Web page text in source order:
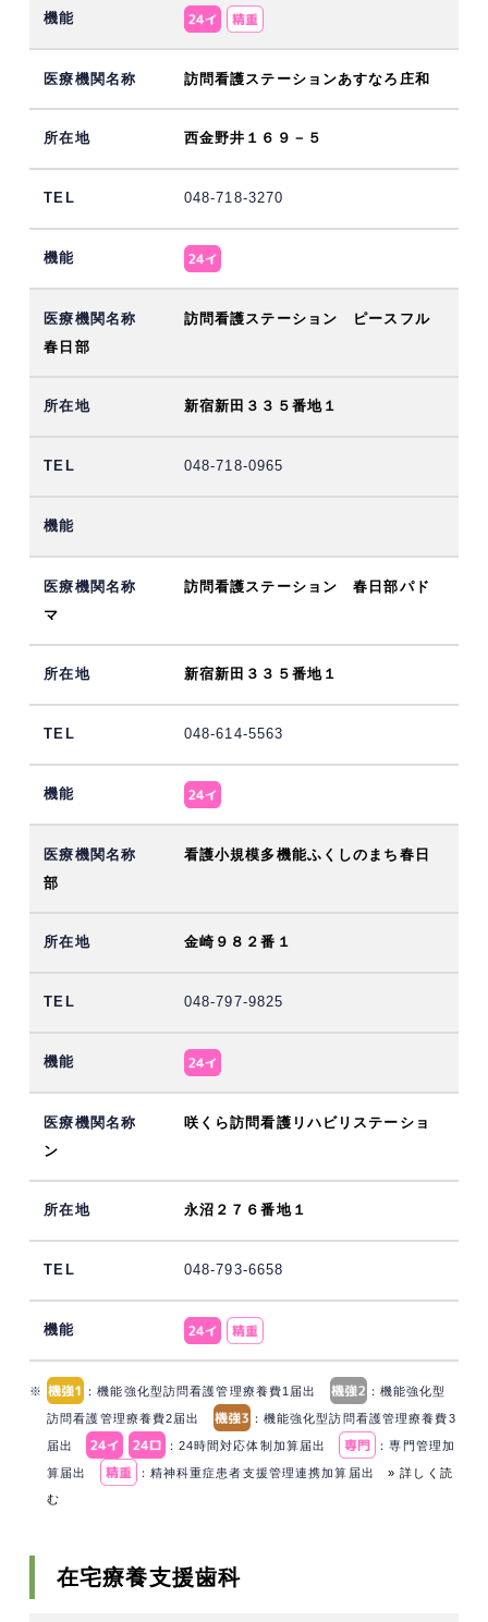
訪問看護ステーションあすなろ庄和
西金野井１６９－５
048-718-3270
訪問看護ステーション ピースフル
春日部
新宿新田３３５番地１
048-718-0965
訪問看護ステーション 春日部パド
マ
新宿新田３３５番地１
048-614-5563
看護小規模多機能ふくしのまち春日
部
金崎９８２番１
048-797-9825
咲くら訪問看護リハビリステーショ
ン
永沼２７６番地１
048-793-6658
※ ：機能強化型訪問看護管理療養費1届出 ：機能強化型
訪問看護管理療養費2届出 ：機能強化型訪問看護管理療養費3
届出 ：24時間対応体制加算届出 ：専門管理加
算届出 ：精神科重症患者支援管理連携加算届出 » 詳しく読
む
在宅療養支援歯科